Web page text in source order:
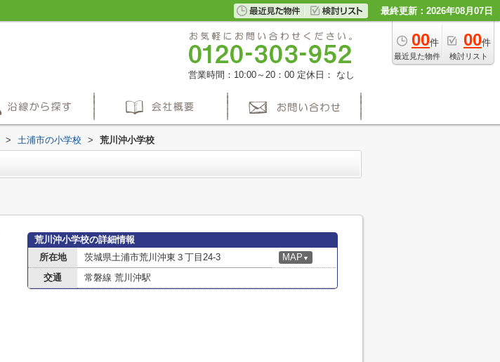
最終更新：2026年08月07日
00件
最近見た物件
00件
検討リスト
営業時間：10:00～20：00 定休日： なし
> 土浦市の小学校 > 荒川沖小学校
荒川沖小学校の詳細情報
所在地
茨城県土浦市荒川沖東３丁目24-3 MAP ▼
交通 常磐線 荒川沖駅